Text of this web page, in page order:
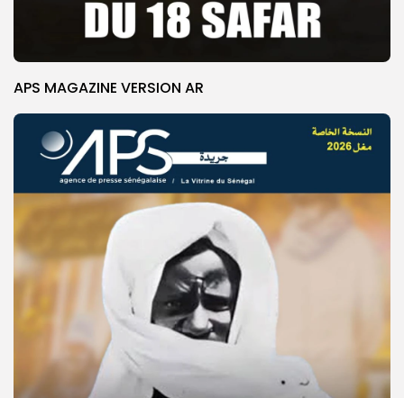
© Copyright 2025, APS
APS MAGAZINE VERSION AR